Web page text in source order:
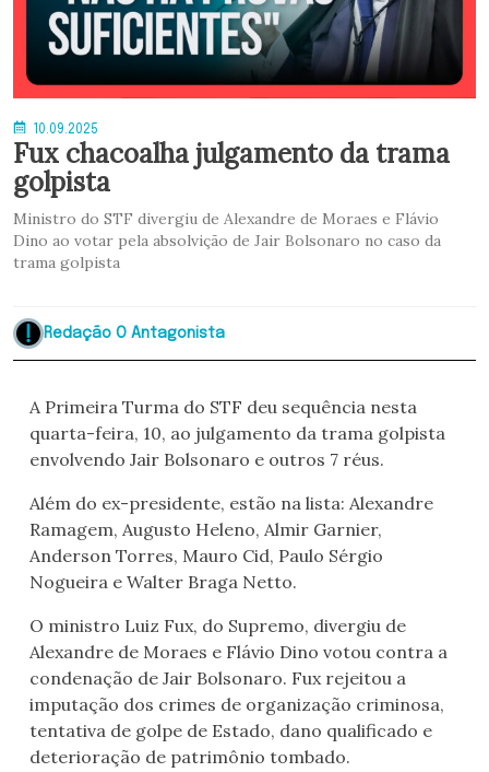
10.09.2025
Fux chacoalha julgamento da trama
golpista
Ministro do STF divergiu de Alexandre de Moraes e Flávio
Dino ao votar pela absolvição de Jair Bolsonaro no caso da
trama golpista
Redação O Antagonista
A Primeira Turma do STF deu sequência nesta
quarta-feira, 10, ao julgamento da trama golpista
envolvendo Jair Bolsonaro e outros 7 réus.
Além do ex-presidente, estão na lista: Alexandre
Ramagem, Augusto Heleno, Almir Garnier,
Anderson Torres, Mauro Cid, Paulo Sérgio
Nogueira e Walter Braga Netto.
O ministro Luiz Fux, do Supremo, divergiu de
Alexandre de Moraes e Flávio Dino votou contra a
condenação de Jair Bolsonaro. Fux rejeitou a
imputação dos crimes de organização criminosa,
tentativa de golpe de Estado, dano qualificado e
deterioração de patrimônio tombado.